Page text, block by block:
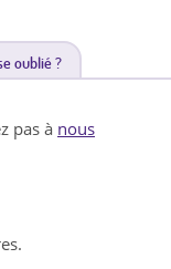
oublié ?
pas à nous